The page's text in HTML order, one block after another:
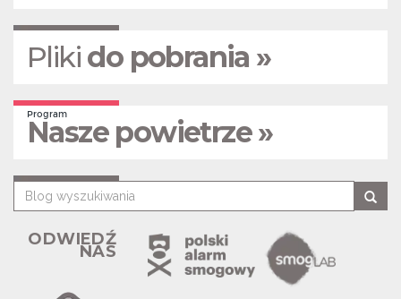
Pliki do pobrania »
Program
Nasze powietrze »
ODWIEDŹ
NAS